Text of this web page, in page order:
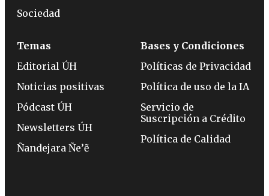
Sociedad
Temas
Editorial ÚH
Noticias positivas
Pódcast ÚH
Newsletters ÚH
Ñandejara Ñe’ẽ
Bases y Condiciones
Políticas de Privacidad
Política de uso de la IA
Servicio de
Suscripción a Crédito
Política de Calidad